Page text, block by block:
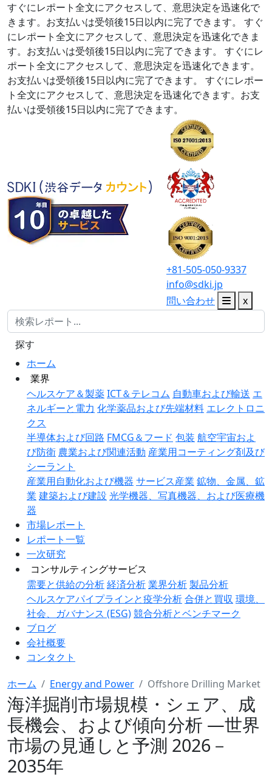
すぐにレポート全文にアクセスして、意思決定を迅速化で
きます。お支払いは受領後15日以内に完了できます。
すぐ
にレポート全文にアクセスして、意思決定を迅速化できま
す。お支払いは受領後15日以内に完了できます。
すぐにレ
ポート全文にアクセスして、意思決定を迅速化できます。
お支払いは受領後15日以内に完了できます。
すぐにレポー
ト全文にアクセスして、意思決定を迅速化できます。お支
払いは受領後15日以内に完了できます。
+81-505-050-9337
info@sdki.jp
問い合わせ
x
ホーム
業界
ヘルスケア＆製薬ICT＆テレコム 自動車および輸送 エ
ネルギーと電力 化学薬品および先端材料 エレクトロニ
クス
半導体および回路 FMCG＆フード 包装 航空宇宙およ
び防衛 農業および関連活動 産業用コーティング剤及び
シーラント
産業用自動化および機器 サービス産業 鉱物、金属、鉱
業 建築および建設 光学機器、写真機器、および医療機
器
市場レポート
レポート一覧
一次研究
コンサルティングサービス
需要と供給の分析経済分析業界分析製品分析
ヘルスケアパイプラインと疫学分析合併と買収 環境、
社会、ガバナンス (ESG)競合分析とベンチマーク
ブログ
会社概要
コンタクト
探す
ホーム Energy and Power Offshore Drilling Market
海洋掘削市場規模・シェア、成
長機会、および傾向分析 ―世界
市場の見通しと予測 2026－
2035年